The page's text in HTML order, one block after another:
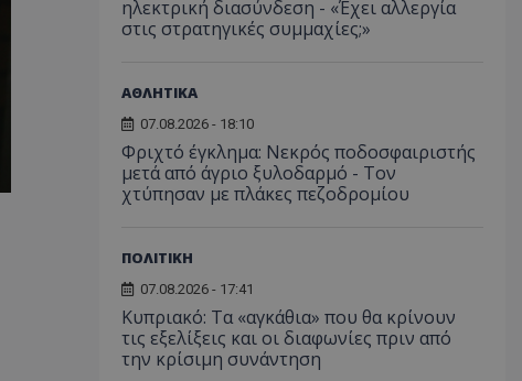
ηλεκτρική διασύνδεση - «Έχει αλλεργία
στις στρατηγικές συμμαχίες;»
ΑΘΛΗΤΙΚΑ
07.08.2026 - 18:10
Φριχτό έγκλημα: Νεκρός ποδοσφαιριστής
μετά από άγριο ξυλοδαρμό - Τον
χτύπησαν με πλάκες πεζοδρομίου
ΠΟΛΙΤΙΚΗ
07.08.2026 - 17:41
Κυπριακό: Τα «αγκάθια» που θα κρίνουν
τις εξελίξεις και οι διαφωνίες πριν από
την κρίσιμη συνάντηση